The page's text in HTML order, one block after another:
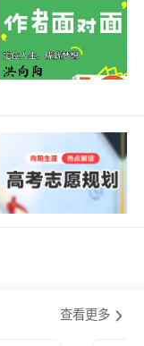
查看更多